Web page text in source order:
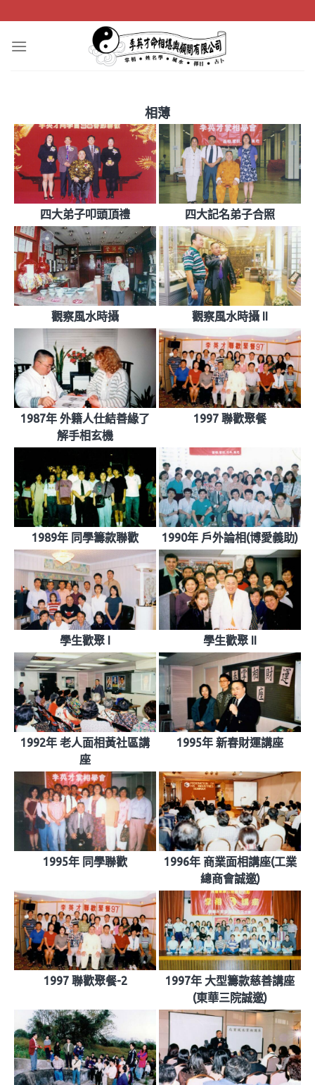
to
content
相薄
四大弟子叩頭頂禮 四大記名弟子合照
觀察風水時攝 觀察風水時攝 II
1987年 外籍人仕結善緣了
解手相玄機
1997 聯歡聚餐
1989年 同學籌款聯歡 1990年 戶外論相(博愛義助)
學生歡聚 I 學生歡聚 II
1992年 老人面相黃社區講
座
1995年 新春財運講座
1995年 同學聯歡
1996年 商業面相講座(工業
總商會誠邀)
1997 聯歡聚餐-2
1997年 大型籌款慈善講座
(東華三院誠邀)